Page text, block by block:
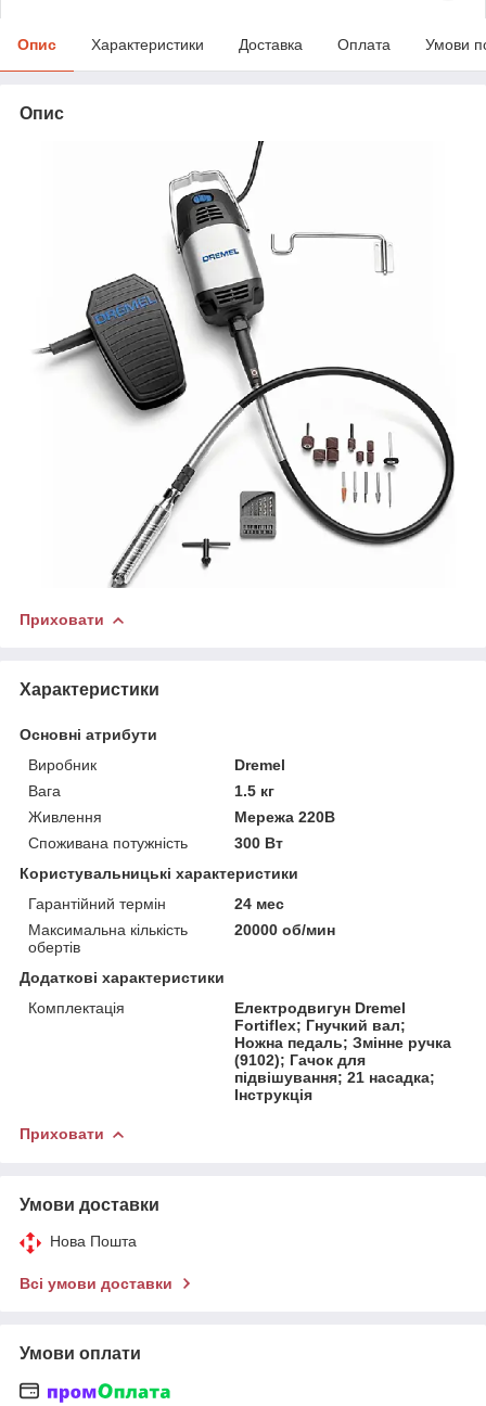
Опис Характеристики Доставка Оплата Умови
Опис
Приховати
Характеристики
Основні атрибути
Виробник
Dremel
Вага
1.5 кг
Живлення
Мережа 220В
Споживана потужність
300 Вт
Користувальницькі характеристики
Гарантійний термін
24 мес
Максимальна кількість
обертів
20000 об/мин
Додаткові характеристики
Комплектація
Електродвигун Dremel
Fortiflex; Гнучкий вал;
Ножна педаль; Змінне ручка
(9102); Гачок для
підвішування; 21 насадка;
Інструкція
Приховати
Умови доставки
Нова Пошта
Всі умови доставки
Умови оплати